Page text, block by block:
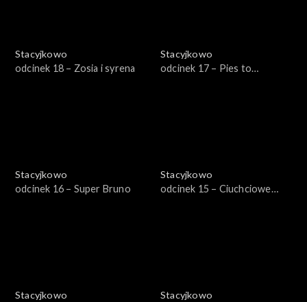
Stacyjkowo
odcinek 18 – Zosia i syrena
Stacyjkowo
odcinek 17 – Pies to
Stacyjkowo
odcinek 16 – Super Bruno
Stacyjkowo
odcinek 15 – Ciuchciowe
Stacyjkowo
Stacyjkowo